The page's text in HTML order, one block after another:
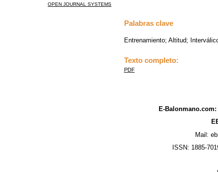
OPEN JOURNAL SYSTEMS
Palabras clave
Entrenamiento; Altitud;
Texto completo:
PDF
E-
Mail:
ISSN: 1885-